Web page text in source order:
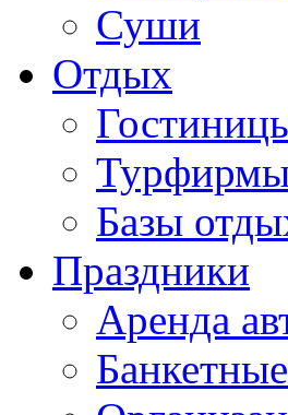
Суши
Отдых
Турфирмы
Базы
Праздники
Аренда